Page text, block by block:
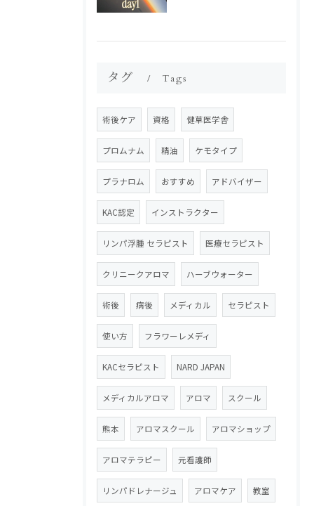
タグ Tags
術後ケア 資格 健草医学舎
プロムナム 精油 ケモタイプ
プラナロム おすすめ アドバイザー
KAC認定 インストラクター
リンパ浮腫 セラピスト 医療セラピスト
クリニークアロマ ハーブウォーター
術後 病後 メディカル セラピスト
使い方 フラワーレメディ
KACセラピスト NARD JAPAN
メディカルアロマ アロマ スクール
熊本 アロマスクール アロマショップ
アロマテラピー 元看護師
リンパドレナージュ アロマケア 教室